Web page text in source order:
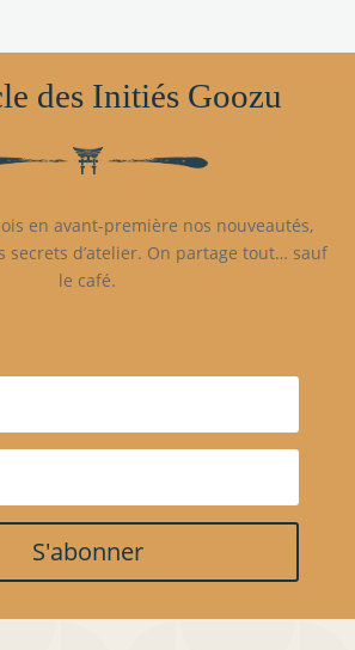
des Initiés Goozu
en avant-première nos nouveautés,
secrets d’atelier. On partage tout… sauf
le café.
S'abonner